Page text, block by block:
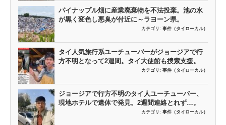
パイナップル畑に産業廃棄物を不法投棄。池の水
が黒く変色し悪臭が付近に～ラヨーン県。
カテゴリ: 事件（タイローカル）
タイ人気旅行系ユーチューバーがジョージアで行
方不明となって2週間。タイ大使館も捜索支援。
カテゴリ: 事件（タイローカル）
ジョージアで行方不明のタイ人ユーチューバー、
現地ホテルで遺体で発見。2週間連絡とれず…。
カテゴリ: 事件（タイローカル）